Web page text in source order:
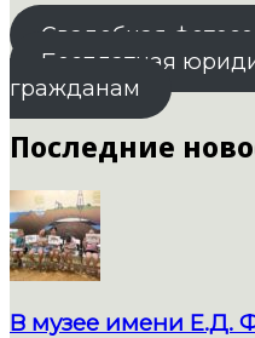
Свадебная
Бесплатная
гражданам
Последние
В музее имени Е.Д.